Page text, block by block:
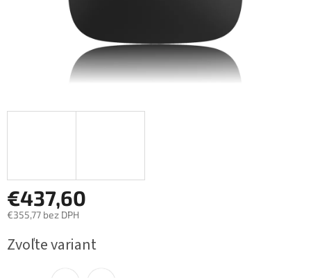
€437,60
€355,77 bez DPH
cena:
Zvoľte variant